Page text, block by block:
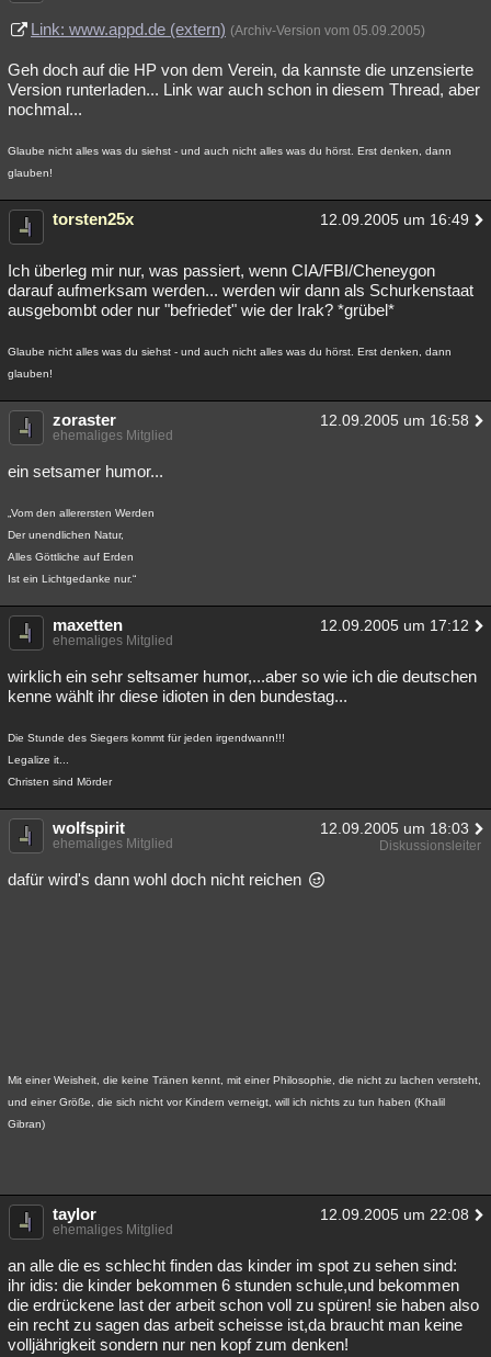
Link: www.appd.de (extern) (Archiv-Version vom 05.09.2005)
Geh doch auf die HP von dem Verein, da kannste die unzensierte
Version runterladen... Link war auch schon in diesem Thread, aber
nochmal...
Glaube nicht alles was du siehst - und auch nicht alles was du hörst. Erst denken, dann
glauben!
torsten25x 12.09.2005 um 16:49
Ich überleg mir nur, was passiert, wenn CIA/FBI/Cheneygon
darauf aufmerksam werden... werden wir dann als Schurkenstaat
ausgebombt oder nur "befriedet" wie der Irak? *grübel*
Glaube nicht alles was du siehst - und auch nicht alles was du hörst. Erst denken, dann
glauben!
zoraster 12.09.2005 um 16:58
ehemaliges Mitglied
ein setsamer humor...
„Vom den allerersten Werden
Der unendlichen Natur,
Alles Göttliche auf Erden
Ist ein Lichtgedanke nur.“
maxetten 12.09.2005 um 17:12
ehemaliges Mitglied
wirklich ein sehr seltsamer humor,...aber so wie ich die deutschen
kenne wählt ihr diese idioten in den bundestag...
Die Stunde des Siegers kommt für jeden irgendwann!!!
Legalize it...
Christen sind Mörder
wolfspirit 12.09.2005 um 18:03
ehemaliges Mitglied Diskussionsleiter
dafür wird's dann wohl doch nicht reichen
Mit einer Weisheit, die keine Tränen kennt, mit einer Philosophie, die nicht zu lachen versteht,
und einer Größe, die sich nicht vor Kindern verneigt, will ich nichts zu tun haben (Khalil
Gibran)
taylor 12.09.2005 um 22:08
ehemaliges Mitglied
an alle die es schlecht finden das kinder im spot zu sehen sind:
ihr idis: die kinder bekommen 6 stunden schule,und bekommen
die erdrückene last der arbeit schon voll zu spüren! sie haben also
ein recht zu sagen das arbeit scheisse ist,da braucht man keine
volljährigkeit sondern nur nen kopf zum denken!